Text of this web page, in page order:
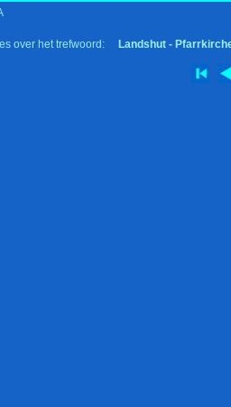
over het trefwoord: Landshut -